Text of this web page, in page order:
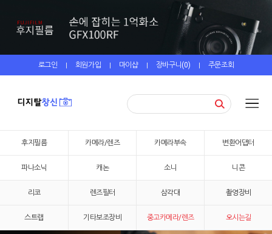
로그인 | 회원가입 | 마이샵 | 장바구니(0) | 주문조회
후지필름 카메라/렌즈 카메라부속 변환어댑터
파나소닉 캐논 소니 니콘
리코 렌즈필터 삼각대 촬영장비
스트랩 기타보조장비 중고카메라/렌즈 오시는길